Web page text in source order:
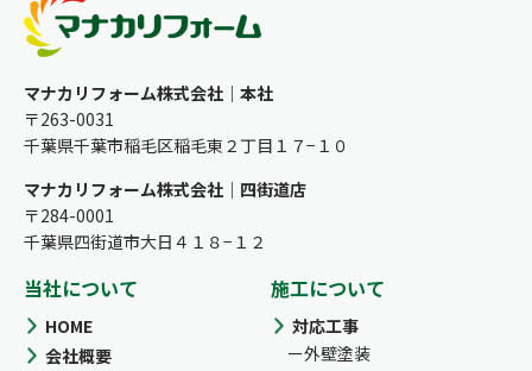
マナカリフォーム株式会社｜本社
〒263-0031
千葉県千葉市稲毛区稲毛東２丁目１７−１０
マナカリフォーム株式会社｜四街道店
〒284-0001
千葉県四街道市大日４１８−１２
当社について
HOME
会社概要
施工について
対応工事
外壁塗装